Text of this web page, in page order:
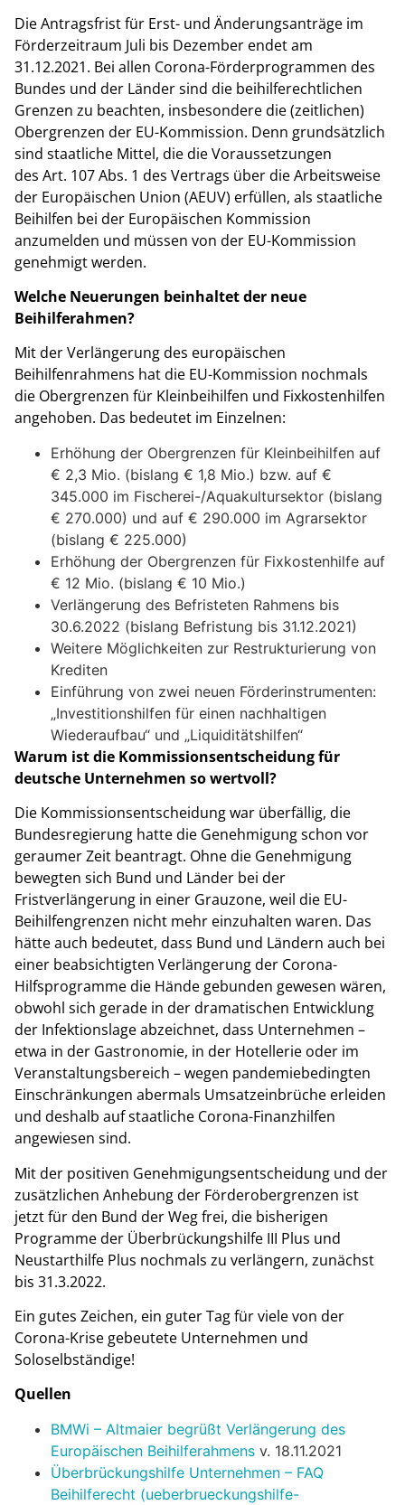
Die Antragsfrist für Erst- und Änderungsanträge im
Förderzeitraum Juli bis Dezember endet am
31.12.2021. Bei allen Corona-Förderprogrammen des
Bundes und der Länder sind die beihilferechtlichen
Grenzen zu beachten, insbesondere die (zeitlichen)
Obergrenzen der EU-Kommission. Denn grundsätzlich
sind staatliche Mittel, die die Voraussetzungen
des Art. 107 Abs. 1 des Vertrags über die Arbeitsweise
der Europäischen Union (AEUV) erfüllen, als staatliche
Beihilfen bei der Europäischen Kommission
anzumelden und müssen von der EU-Kommission
genehmigt werden.
Welche Neuerungen beinhaltet der neue
Beihilferahmen?
Mit der Verlängerung des europäischen
Beihilfenrahmens hat die EU-Kommission nochmals
die Obergrenzen für Kleinbeihilfen und Fixkostenhilfen
angehoben. Das bedeutet im Einzelnen:
Erhöhung der Obergrenzen für Kleinbeihilfen auf
€ 2,3 Mio. (bislang € 1,8 Mio.) bzw. auf €
345.000 im Fischerei-/Aquakultursektor (bislang
€ 270.000) und auf € 290.000 im Agrarsektor
(bislang € 225.000)
Erhöhung der Obergrenzen für Fixkostenhilfe auf
€ 12 Mio. (bislang € 10 Mio.)
Verlängerung des Befristeten Rahmens bis
30.6.2022 (bislang Befristung bis 31.12.2021)
Weitere Möglichkeiten zur Restrukturierung von
Krediten
Einführung von zwei neuen Förderinstrumenten:
„Investitionshilfen für einen nachhaltigen
Wiederaufbau“ und „Liquiditätshilfen“
Warum ist die Kommissionsentscheidung für
deutsche Unternehmen so wertvoll?
Die Kommissionsentscheidung war überfällig, die
Bundesregierung hatte die Genehmigung schon vor
geraumer Zeit beantragt. Ohne die Genehmigung
bewegten sich Bund und Länder bei der
Fristverlängerung in einer Grauzone, weil die EU-
Beihilfengrenzen nicht mehr einzuhalten waren. Das
hätte auch bedeutet, dass Bund und Ländern auch bei
einer beabsichtigten Verlängerung der Corona-
Hilfsprogramme die Hände gebunden gewesen wären,
obwohl sich gerade in der dramatischen Entwicklung
der Infektionslage abzeichnet, dass Unternehmen –
etwa in der Gastronomie, in der Hotellerie oder im
Veranstaltungsbereich – wegen pandemiebedingten
Einschränkungen abermals Umsatzeinbrüche erleiden
und deshalb auf staatliche Corona-Finanzhilfen
angewiesen sind.
Mit der positiven Genehmigungsentscheidung und der
zusätzlichen Anhebung der Förderobergrenzen ist
jetzt für den Bund der Weg frei, die bisherigen
Programme der Überbrückungshilfe III Plus und
Neustarthilfe Plus nochmals zu verlängern, zunächst
bis 31.3.2022.
Ein gutes Zeichen, ein guter Tag für viele von der
Corona-Krise gebeutete Unternehmen und
Soloselbständige!
Quellen
BMWi – Altmaier begrüßt Verlängerung des
Europäischen Beihilferahmens v. 18.11.2021
Überbrückungshilfe Unternehmen – FAQ
Beihilferecht (ueberbrueckungshilfe-